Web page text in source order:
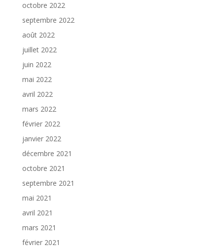
octobre 2022
septembre 2022
août 2022
juillet 2022
juin 2022
mai 2022
avril 2022
mars 2022
février 2022
janvier 2022
décembre 2021
octobre 2021
septembre 2021
mai 2021
avril 2021
mars 2021
février 2021